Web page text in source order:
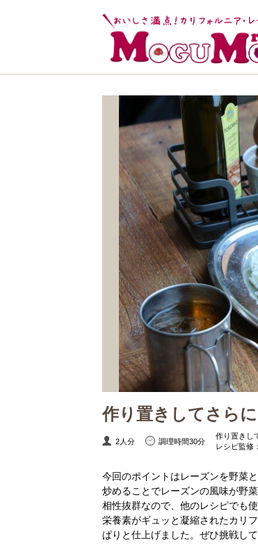
作り置きしてさら
2人分 調理時間30分
作り置きし
レシピ監
今回のポイントはレーズンを野菜
炒めることでレーズンの風味が野
相性抜群なので、他のレシピでも
栄養素がギュッと凝縮されたカリ
ぱりと仕上げました。ぜひ挑戦し